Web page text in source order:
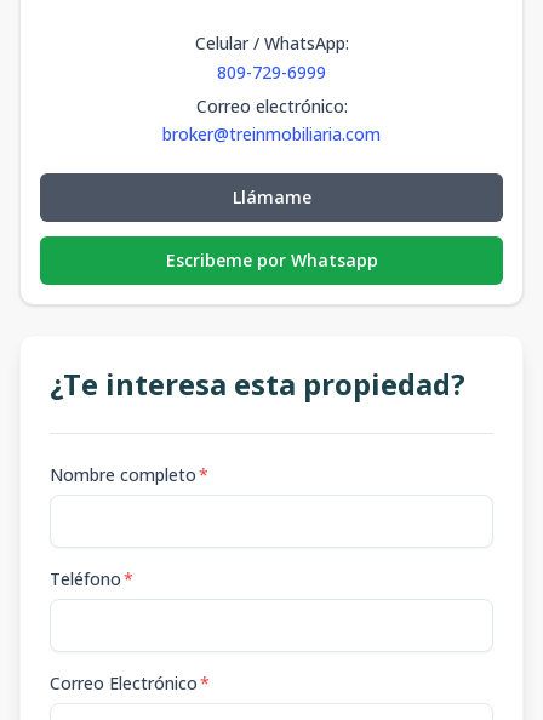
Celular / WhatsApp:
809-729-6999
Correo electrónico:
broker@treinmobiliaria.com
Llámame
Escribeme por Whatsapp
¿Te interesa esta propiedad?
Nombre completo*
Teléfono*
Correo Electrónico*